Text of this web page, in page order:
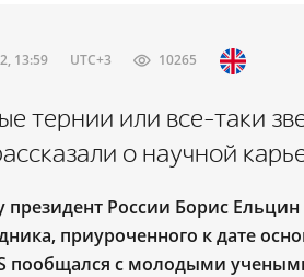
13:59 UTC+3 10265
тернии или все-таки
о научной
президент России Борис
приуроченного к дате
пообщался с молодыми